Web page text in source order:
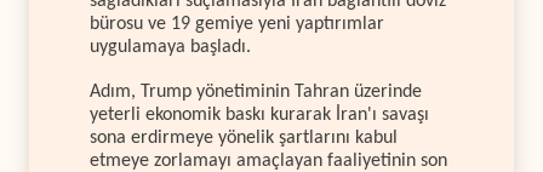
bürosu ve 19 gemiye yeni yaptırımlar
uygulamaya başladı.
Adım, Trump yönetiminin Tahran üzerinde
yeterli ekonomik baskı kurarak İran'ı savaşı
sona erdirmeye yönelik şartlarını kabul
etmeye zorlamayı amaçlayan faaliyetinin son